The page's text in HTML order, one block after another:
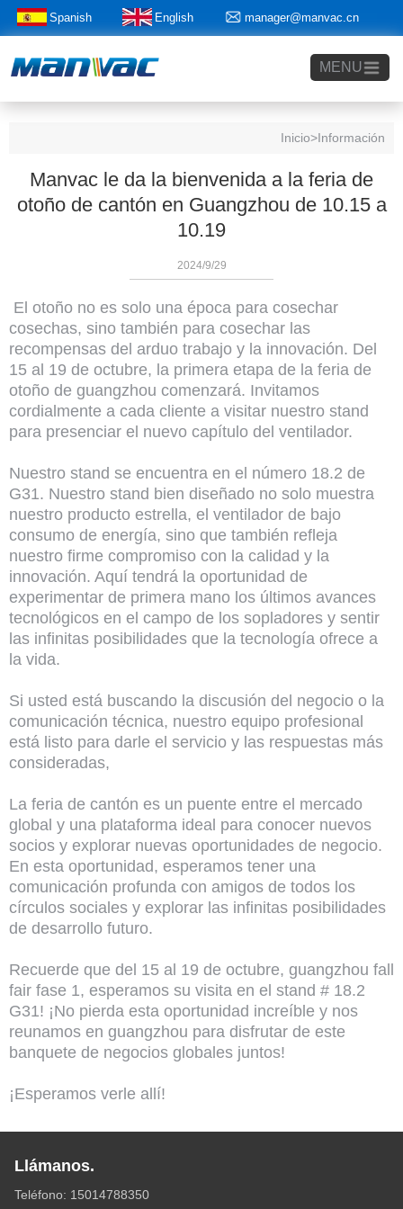
Spanish English manager@manvac.cn
+86-15014788350
MENU
Inicio>Información
Manvac le da la bienvenida a la feria de
otoño de cantón en Guangzhou de 10.15 a
10.19
2024/9/29
El otoño no es solo una época para cosechar
cosechas, sino también para cosechar las
recompensas del arduo trabajo y la innovación. Del
15 al 19 de octubre, la primera etapa de la feria de
otoño de guangzhou comenzará. Invitamos
cordialmente a cada cliente a visitar nuestro stand
para presenciar el nuevo capítulo del ventilador.
Nuestro stand se encuentra en el número 18.2 de
G31. Nuestro stand bien diseñado no solo muestra
nuestro producto estrella, el ventilador de bajo
consumo de energía, sino que también refleja
nuestro firme compromiso con la calidad y la
innovación. Aquí tendrá la oportunidad de
experimentar de primera mano los últimos avances
tecnológicos en el campo de los sopladores y sentir
las infinitas posibilidades que la tecnología ofrece a
la vida.
Si usted está buscando la discusión del negocio o la
comunicación técnica, nuestro equipo profesional
está listo para darle el servicio y las respuestas más
consideradas,
La feria de cantón es un puente entre el mercado
global y una plataforma ideal para conocer nuevos
socios y explorar nuevas oportunidades de negocio.
En esta oportunidad, esperamos tener una
comunicación profunda con amigos de todos los
círculos sociales y explorar las infinitas posibilidades
de desarrollo futuro.
Recuerde que del 15 al 19 de octubre, guangzhou fall
fair fase 1, esperamos su visita en el stand # 18.2
G31! ¡No pierda esta oportunidad increíble y nos
reunamos en guangzhou para disfrutar de este
banquete de negocios globales juntos!
¡Esperamos verle allí!
Llámanos.
Teléfono: 15014788350